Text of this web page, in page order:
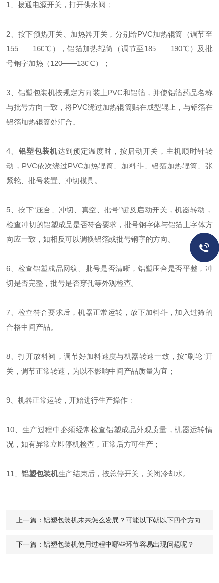
1、拨通电源开关，打开供水阀；
2、按下预热开关、加热器开关，分别给PVC加热辊筒（调节至
155——160℃），铝箔加热辊筒（调节至185——190℃）及批
号钢字加热（120——130℃）；
3、铝塑包装机按规定方向装上PVC和铝箔，并使铝箔药品名称
与批号方向一致，将PVC绕过加热辊筒贴在成型辊上，与铝箔在
铝箔加热辊筒处汇合。
4、铝塑包装机达到预定温度时，按启动开关，主机顺时针转
动，PVC依次绕过PVC加热辊筒、加料斗、铝箔加热辊筒、张
紧轮、批号装置、冲切模具。
5、按下“压合、冲切、真空、批号”键及启动开关，机器转动，
检查冲切的铝塑成品是否符合要求，批号钢字体与铝箔上字体方
向应一致，如相反可以调换铝箔或批号钢字的方向。
6、检查铝塑成品网纹、批号是否清晰，铝塑压合是否平整，冲
切是否完整，批号是否穿孔等外观检查。
7、检查符合要求后，机器正常运转，放下加料斗，加入过筛的
合格中间产品。
8、打开放料阀，调节好加料速度与机器转速一致，按“刷轮”开
关，调节正常转速，为以不影响中间产品质量为宜；
9、机器正常运转，开始进行生产操作；
10、生产过程中必须经常检查铝塑成品外观质量，机器运转情
况，如有异常立即停机检查，正常后方可生产；
11、铝塑包装机生产结束后，按总停开关，关闭冷却水。
上一篇：铝塑包装机未来怎么发展？可能以下朝以下四个方向
下一篇：铝塑包装机使用过程中哪些环节容易出现问题呢？